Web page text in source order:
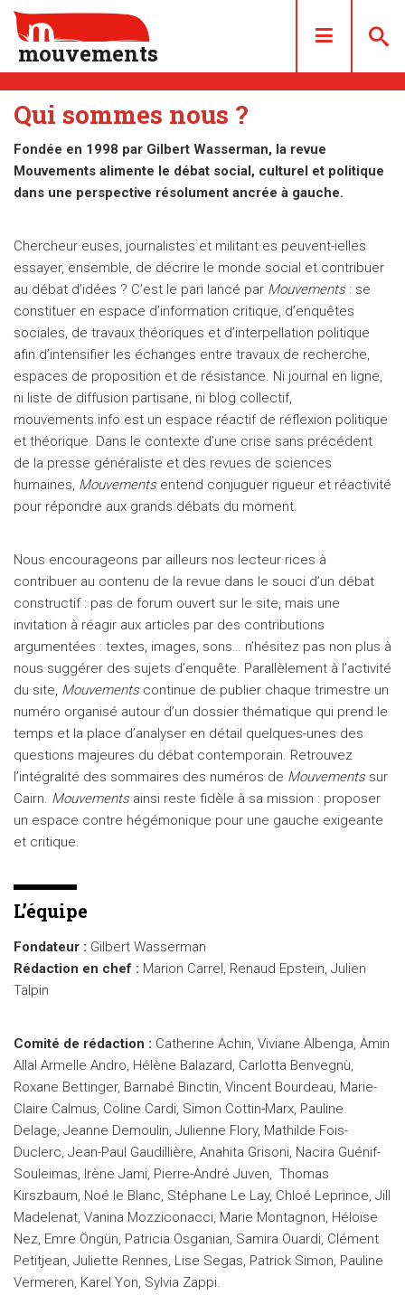
mouvements
DOSSIERS
ARTICLES
LES NUMÉROS
ACHAT/ABONNEMENT
CONTACT
Qui sommes nous ?
Fondée en 1998 par Gilbert Wasserman, la revue
Mouvements alimente le débat social, culturel et politique
dans une perspective résolument ancrée à gauche.
Chercheur·euses, journalistes et militant·es peuvent-ielles
essayer, ensemble, de décrire le monde social et contribuer
au débat d’idées ? C’est le pari lancé par Mouvements: se
constituer en espace d’information critique, d’enquêtes
sociales, de travaux théoriques et d’interpellation politique
afin d’intensifier les échanges entre travaux de recherche,
espaces de proposition et de résistance. Ni journal en ligne,
ni liste de diffusion partisane, ni blog collectif,
mouvements.info est un espace réactif de réflexion politique
et théorique. Dans le contexte d’une crise sans précédent
de la presse généraliste et des revues de sciences
humaines, Mouvementsentend conjuguer rigueur et réactivité
pour répondre aux grands débats du moment.
Nous encourageons par ailleurs nos lecteur·rices à
contribuer au contenu de la revue dans le souci d’un débat
constructif : pas de forum ouvert sur le site, mais une
invitation à réagir aux articles par des contributions
argumentées : textes, images, sons… n’hésitez pas non plus à
nous suggérer des sujets d’enquête. Parallèlement à l’activité
du site, Mouvementscontinue de publier chaque trimestre un
numéro organisé autour d’un dossier thématique qui prend le
temps et la place d’analyser en détail quelques-unes des
questions majeures du débat contemporain. Retrouvez
l’intégralité des sommaires des numéros de Mouvementssur
Cairn. Mouvementsainsi reste fidèle à sa mission : proposer
un espace contre hégémonique pour une gauche exigeante
et critique.
L’équipe
Fondateur : Gilbert Wasserman
Rédaction en chef : Marion Carrel, Renaud Epstein, Julien
Talpin
Comité de rédaction : Catherine Achin, Viviane Albenga, Amin
Allal Armelle Andro, Hélène Balazard, Carlotta Benvegnù,
Roxane Bettinger, Barnabé Binctin, Vincent Bourdeau, Marie-
Claire Calmus, Coline Cardi, Simon Cottin-Marx, Pauline
Delage, Jeanne Demoulin, Julienne Flory, Mathilde Fois-
Duclerc, Jean-Paul Gaudillière, Anahita Grisoni, Nacira Guénif-
Souleimas, Irène Jami, Pierre-André Juven, Thomas
Kirszbaum, Noé le Blanc, Stéphane Le Lay, Chloé Leprince, Jill
Madelenat, Vanina Mozziconacci, Marie Montagnon, Héloïse
Nez, Emre Öngün, Patricia Osganian, Samira Ouardi, Clément
Petitjean, Juliette Rennes, Lise Segas, Patrick Simon, Pauline
Vermeren, Karel Yon, Sylvia Zappi.